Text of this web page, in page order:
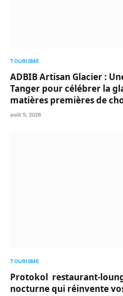
TOURISME
ADBIB Artisan Glacier :
Tanger pour célébrer la
matières premières de
août 5, 2026
TOURISME
Protokol restaurant-
nocturne qui réinvente